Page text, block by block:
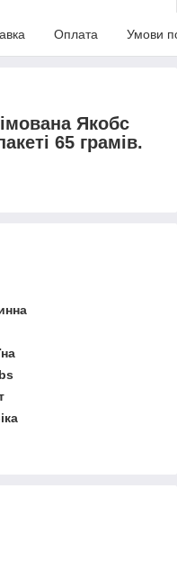
Оплата Умови
Якобс
65 грамів.